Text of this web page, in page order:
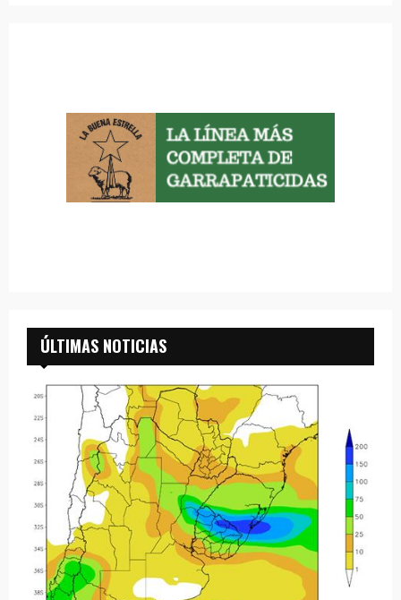
ÚLTIMAS NOTICIAS